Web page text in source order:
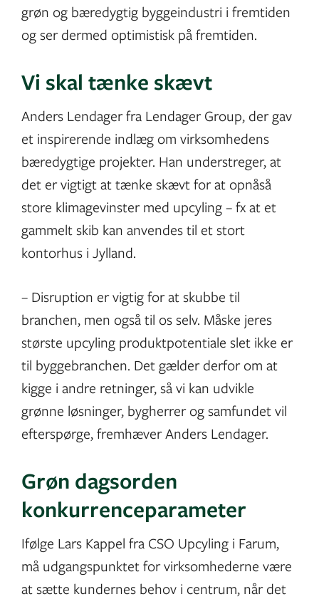
grøn og bæredygtig byggeindustri i fremtiden
og ser dermed optimistisk på fremtiden.
Vi skal tænke skævt
Anders Lendager fra Lendager Group, der gav
et inspirerende indlæg om virksomhedens
bæredygtige projekter. Han understreger, at
det er vigtigt at tænke skævt for at opnåså
store klimagevinster med upcyling – fx at et
gammelt skib kan anvendes til et stort
kontorhus i Jylland.
– Disruption er vigtig for at skubbe til
branchen, men også til os selv. Måske jeres
største upcyling produktpotentiale slet ikke er
til byggebranchen. Det gælder derfor om at
kigge i andre retninger, så vi kan udvikle
grønne løsninger, bygherrer og samfundet vil
efterspørge, fremhæver Anders Lendager.
Grøn dagsorden
konkurrenceparameter
Ifølge Lars Kappel fra CSO Upcyling i Farum,
må udgangspunktet for virksomhederne være
at sætte kundernes behov i centrum, når det